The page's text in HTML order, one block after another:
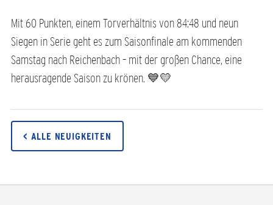
Mit 60 Punkten, einem Torverhältnis von 84:48 und neun
Siegen in Serie geht es zum Saisonfinale am kommenden
Samstag nach Reichenbach – mit der großen Chance, eine
herausragende Saison zu krönen. 💙💛
< ALLE NEUIGKEITEN